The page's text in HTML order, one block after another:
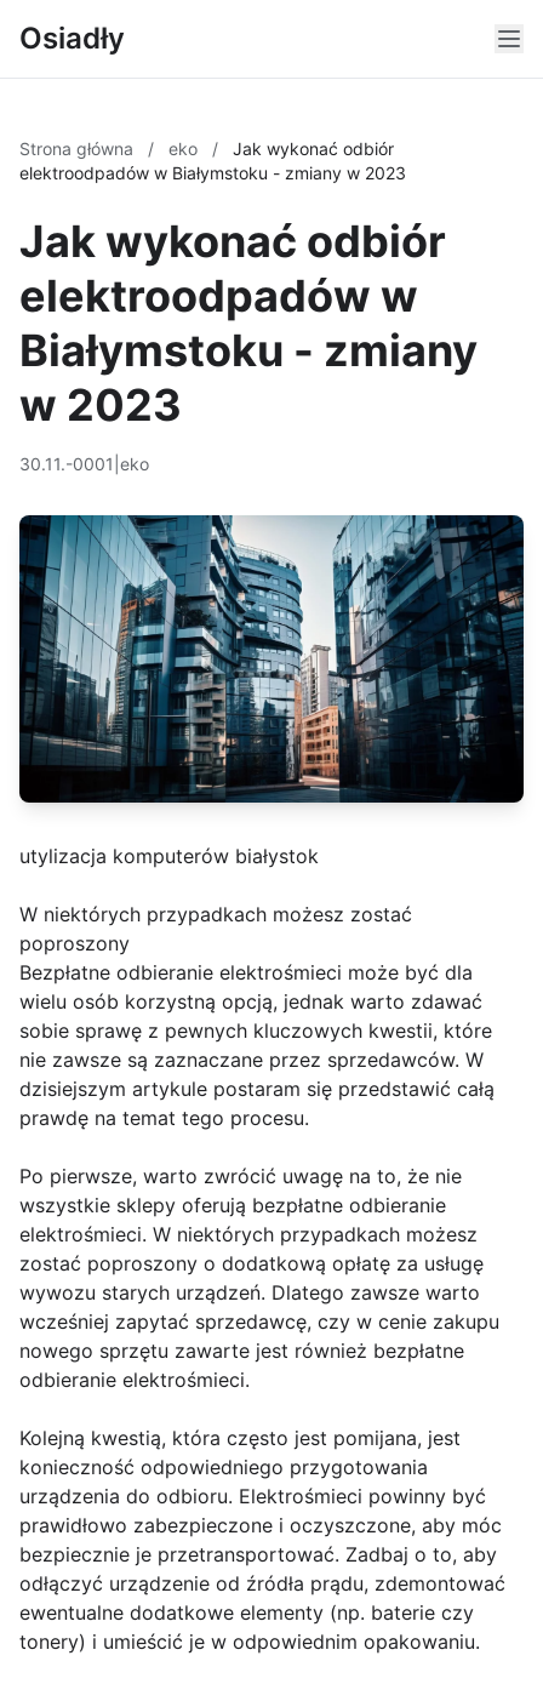
Osiadły
Strona główna / eko /
Jak wykonać odbiór
elektroodpadów w Białymstoku - zmiany w 2023
Jak wykonać odbiór
elektroodpadów w
Białymstoku - zmiany
w 2023
30.11.-0001 eko
utylizacja komputerów białystok
W niektórych przypadkach możesz zostać
poproszony
Bezpłatne odbieranie elektrośmieci może być dla
wielu osób korzystną opcją, jednak warto zdawać
sobie sprawę z pewnych kluczowych kwestii, które
nie zawsze są zaznaczane przez sprzedawców. W
dzisiejszym artykule postaram się przedstawić całą
prawdę na temat tego procesu.
Po pierwsze, warto zwrócić uwagę na to, że nie
wszystkie sklepy oferują bezpłatne odbieranie
elektrośmieci. W niektórych przypadkach możesz
zostać poproszony o dodatkową opłatę za usługę
wywozu starych urządzeń. Dlatego zawsze warto
wcześniej zapytać sprzedawcę, czy w cenie zakupu
nowego sprzętu zawarte jest również bezpłatne
odbieranie elektrośmieci.
Kolejną kwestią, która często jest pomijana, jest
konieczność odpowiedniego przygotowania
urządzenia do odbioru. Elektrośmieci powinny być
prawidłowo zabezpieczone i oczyszczone, aby móc
bezpiecznie je przetransportować. Zadbaj o to, aby
odłączyć urządzenie od źródła prądu, zdemontować
ewentualne dodatkowe elementy (np. baterie czy
tonery) i umieścić je w odpowiednim opakowaniu.